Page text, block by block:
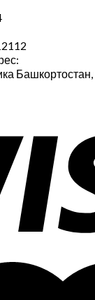
Башкортостан,